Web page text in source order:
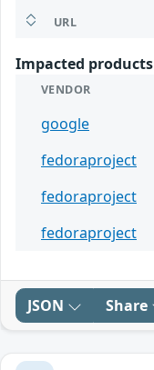
URL
Impacted products
VENDOR
google
fedoraproject
fedoraproject
fedoraproject
JSON Share